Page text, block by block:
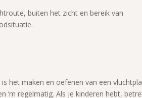
buiten het zicht en bereik van
het maken en oefenen van een
‘m regelmatig. Als je kinderen hebt,